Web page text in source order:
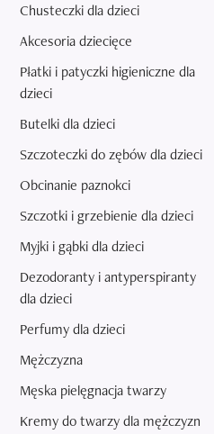
Chusteczki dla dzieci
Akcesoria dziecięce
Płatki i patyczki higieniczne dla
dzieci
Butelki dla dzieci
Szczoteczki do zębów dla dzieci
Obcinanie paznokci
Szczotki i grzebienie dla dzieci
Myjki i gąbki dla dzieci
Dezodoranty i antyperspiranty
dla dzieci
Perfumy dla dzieci
Mężczyzna
Męska pielęgnacja twarzy
Kremy do twarzy dla mężczyzn